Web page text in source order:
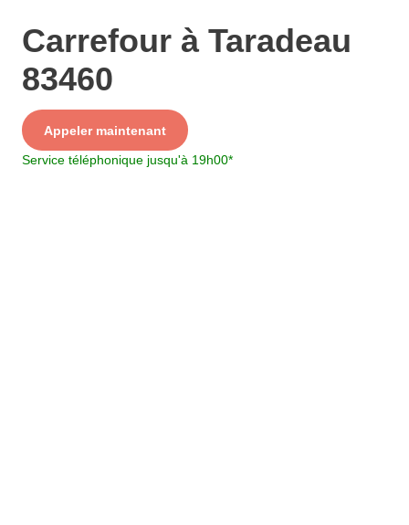
Carrefour à Taradeau
83460
Appeler maintenant
Service
+ prix appel
Service téléphonique jusqu'à 19h00*